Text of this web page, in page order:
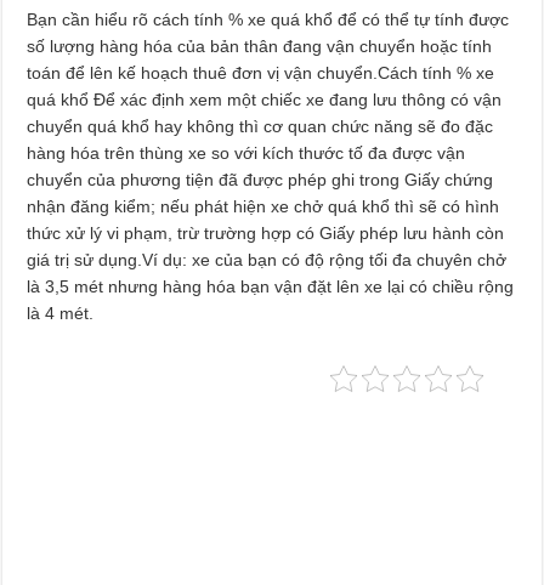
Bạn cần hiểu rõ cách tính % xe quá khổ để có thể tự tính được
số lượng hàng hóa của bản thân đang vận chuyển hoặc tính
toán để lên kế hoạch thuê đơn vị vận chuyển.Cách tính % xe
quá khổ Để xác định xem một chiếc xe đang lưu thông có vận
chuyển quá khổ hay không thì cơ quan chức năng sẽ đo đặc
hàng hóa trên thùng xe so với kích thước tố đa được vận
chuyển của phương tiện đã được phép ghi trong Giấy chứng
nhận đăng kiểm; nếu phát hiện xe chở quá khổ thì sẽ có hình
thức xử lý vi phạm, trừ trường hợp có Giấy phép lưu hành còn
giá trị sử dụng.Ví dụ: xe của bạn có độ rộng tối đa chuyên chở
là 3,5 mét nhưng hàng hóa bạn vận đặt lên xe lại có chiều rộng
là 4 mét.